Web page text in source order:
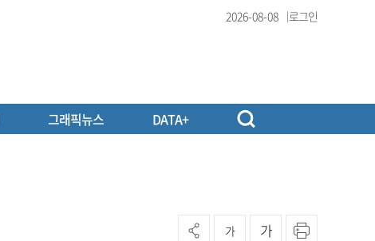
2026-08-08 로그인
그래픽뉴스 DATA+
가 가